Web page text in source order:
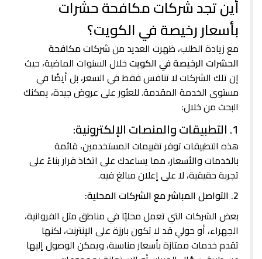
أين تجد شركات مكافحة حشرات
بأسعار رخيصة في الكويت؟
مع زيادة الطلب، ظهرت العديد منشركات مكافحة
الحشرات الرخيصة في الكويتخلال السنوات الماضية، حيث
إن تلك الشركات لا تنافس فقط في السعر، بل أيضًا في
مستوى الخدمة المقدمة. للعثور على عروض جيدة، يمكنك
البحث من خلال:
1. التطبيقات والمنصات الإلكترونية:
هذه التطبيقات توفر تقييمات المستخدمين، قائمة
بالخدمات والأسعار، مما يساعدك على اتخاذ قرار بناءً على
تجربة حقيقية، لا على إعلان مبالغ فيه.
2. التواصل المباشر مع الشركات المحلية:
بعض الشركات التي تعمل محليًا في مناطق مثل الفروانية،
الجهراء، أو حولي قد لا تكون بارزة على الإنترنت، لكنها
تقدم خدمات ممتازة بأسعار مناسبة، ويمكن الوصول إليها